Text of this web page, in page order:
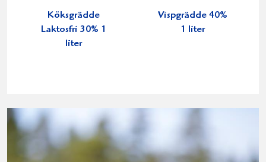
Köksgrädde
Laktosfri 30% 1
liter
Vispgrädde 40%
1 liter